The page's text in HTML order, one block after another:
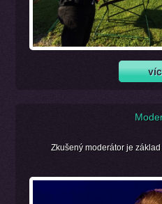
Zkušený moderátor je